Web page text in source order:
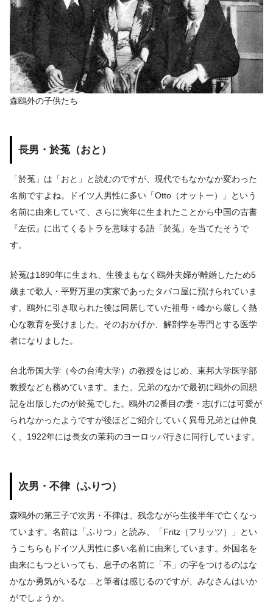
森鴎外の子供たち
長男・於菟（おと）
「於菟」は「おと」と読むのですが、現代でもなかなか変わった
名前ですよね。ドイツ人男性に多い「Otto（オットー）」という
名前に由来していて、さらに寅年に生まれたことから中国の古書
『左伝』に出てくるトラを意味する語「於菟」を当てたそうで
す。
於菟は1890年に生まれ、生後まもなく鴎外夫婦が離婚したため5
歳まで歌人・平野万里の実家であったタバコ屋に預けられていま
す。鴎外に引き取られた後は同居していた祖母・峰から厳しく熱
心な教育を受けました。そのおかげか、解剖学を専門とする医学
者になりました。
台北帝国大学（今の台湾大学）の教授をはじめ、東邦大学医学部
教授なども務めています。また、兄弟のなかで最初に鴎外の回想
記を出版したのが於菟でした。鴎外の2番目の妻・志げには可愛が
られなかったようですが後ほどご紹介していく異母兄弟とは仲良
く、1922年には長女の茉莉のヨーロッパ行きに同行しています。
次男・不律（ふりつ）
森鴎外の第三子で次男・不律は、残念ながら生後半年で亡くなっ
ています。名前は「ふりつ」と読み、「Fritz（フリッツ）」とい
うこちらもドイツ人男性に多い名前に由来しています。外国名を
由来にもつといっても、息子の名前に「不」の字をつけるのはな
かなか勇気がいるな…と筆者は感じるのですが、みなさんはいか
がでしょうか。